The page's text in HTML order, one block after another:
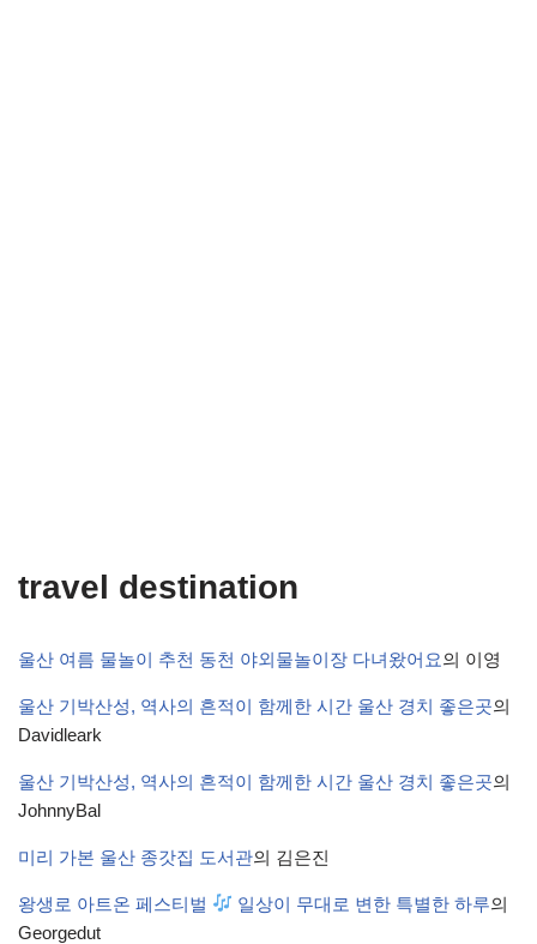
travel destination
울산 여름 물놀이 추천 동천 야외물놀이장 다녀왔어요의 이영
울산 기박산성, 역사의 흔적이 함께한 시간 울산 경치 좋은곳의
Davidleark
울산 기박산성, 역사의 흔적이 함께한 시간 울산 경치 좋은곳의
JohnnyBal
미리 가본 울산 종갓집 도서관의 김은진
왕생로 아트온 페스티벌 일상이 무대로 변한 특별한 하루의
Georgedut